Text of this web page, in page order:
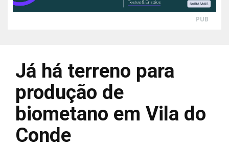
PUB
Já há terreno para
produção de
biometano em Vila do
Conde